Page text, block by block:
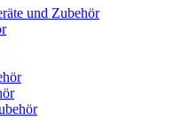
und Zubehör